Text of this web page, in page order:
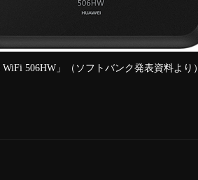
506HW」（ソフトバンク発表資料より）